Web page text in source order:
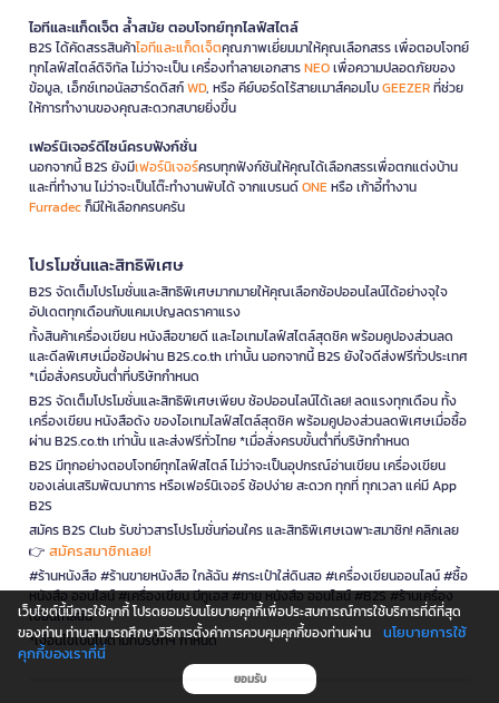
ไอทีและแก็ดเจ็ต ล้ำสมัย ตอบโจทย์ทุกไลฟ์สไตล์
B2S ได้คัดสรรสินค้าไอทีและแก็ดเจ็ตคุณภาพเยี่ยมมาให้คุณเลือกสรร เพื่อตอบโจทย์
ทุกไลฟ์สไตล์ดิจิทัล ไม่ว่าจะเป็น เครื่องทำลายเอกสารNEOเพื่อความปลอดภัยของ
ข้อมูล, เอ็กซ์เทอนัลฮาร์ดดิสก์WD, หรือ คีย์บอร์ดไร้สายเมาส์คอมโบGEEZERที่ช่วย
ให้การทำงานของคุณสะดวกสบายยิ่งขึ้น
เฟอร์นิเจอร์ดีไซน์ครบฟังก์ชั่น
นอกจากนี้ B2S ยังมีเฟอร์นิเจอร์ครบทุกฟังก์ชันให้คุณได้เลือกสรรเพื่อตกแต่งบ้าน
และที่ทำงาน ไม่ว่าจะเป็นโต๊ะทำงานพับได้ จากแบรนด์ONEหรือ เก้าอี้ทำงาน
Furradecก็มีให้เลือกครบครัน
โปรโมชั่นและสิทธิพิเศษ
B2S จัดเต็มโปรโมชั่นและสิทธิพิเศษมากมายให้คุณเลือกช้อปออนไลน์ได้อย่างจุใจ
อัปเดตทุกเดือนกับแคมเปญลดราคาแรง
ทั้งสินค้าเครื่องเขียน หนังสือขายดี และไอเทมไลฟ์สไตล์สุดชิค พร้อมคูปองส่วนลด
และดีลพิเศษเมื่อช้อปผ่าน B2S.co.th เท่านั้น นอกจากนี้ B2S ยังใจดีส่งฟรีทั่วประเทศ
*เมื่อสั่งครบขั้นต่ำที่บริษัทกำหนด
B2S จัดเต็มโปรโมชั่นและสิทธิพิเศษเพียบ ช้อปออนไลน์ได้เลย! ลดแรงทุกเดือน ทั้ง
เครื่องเขียน หนังสือดัง ของไอเทมไลฟ์สไตล์สุดชิค พร้อมคูปองส่วนลดพิเศษเมื่อซื้อ
ผ่าน B2S.co.th เท่านั้น และส่งฟรีทั่วไทย *เมื่อสั่งครบขั้นต่ำที่บริษัทกำหนด
B2S มีทุกอย่างตอบโจทย์ทุกไลฟ์สไตล์ ไม่ว่าจะเป็นอุปกรณ์อ่านเขียน เครื่องเขียน
ของเล่นเสริมพัฒนาการ หรือเฟอร์นิเจอร์ ช้อปง่าย สะดวก ทุกที่ ทุกเวลา แค่มี App
B2S
สมัคร B2S Club รับข่าวสารโปรโมชั่นก่อนใคร และสิทธิพิเศษเฉพาะสมาชิก! คลิกเลย
👉 สมัครสมาชิกเลย!
#ร้านหนังสือ #ร้านขายหนังสือ ใกล้ฉัน #กระเป๋าใส่ดินสอ #เครื่องเขียนออนไลน์ #ซื้อ
หนังสือ ออนไลน์ #เครื่องเขียน บีทูเอส #ขาย หนังสือ ออนไลน์ #B2S #ร้านเครื่อง
เขียนใกล้ฉัน
*เงื่อนไขเป็นไปตามที่บริษัทฯ กำหนด
เว็บไซต์นี้มีการใช้คุกกี้ โปรดยอมรับนโยบายคุกกี้เพื่อประสบการณ์การใช้บริการที่ดีที่สุด
ของท่าน ท่านสามารถศึกษาวิธีการตั้งค่าการควบคุมคุกกี้ของท่านผ่าน
นโยบายการใช้
คุกกี้ของเราที่นี่
ยอมรับ